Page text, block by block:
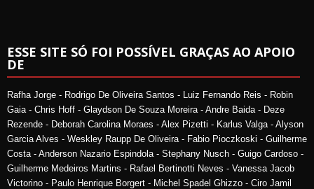
ESSE SITE SÓ FOI POSSÍVEL GRAÇAS AO APOIO
DE
Rafha Jorge - Rodrigo De Oliveira Santos - Luiz Fernando Reis - Robin
Gaia - Chris Hoff - Glaydson De Souza Moreira - Andre Baida - Deze
Rezende - Deborah Carolina Moraes - Alex Pizetti - Karlus Valga - Alyson
Garcia Alves - Weskley Raupp De Oliveira - Fabio Pioczkoski - Guilherme
Costa - Anderson Nazario Espindola - Stephany Nusch - Guigo Cardoso -
Guilherme Medeiros Martins - Rafael Bertinotti Neves - Vanessa Jacob
Victorino - Paulo Henrique Borgert - Michel Spadel Ghizzo - Ciro Jamil